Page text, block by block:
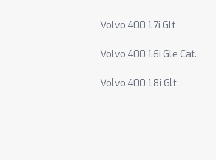
Volvo 400 1.7i Glt
Volvo 400 1.6i Gle Cat.
Volvo 400 1.8i Glt